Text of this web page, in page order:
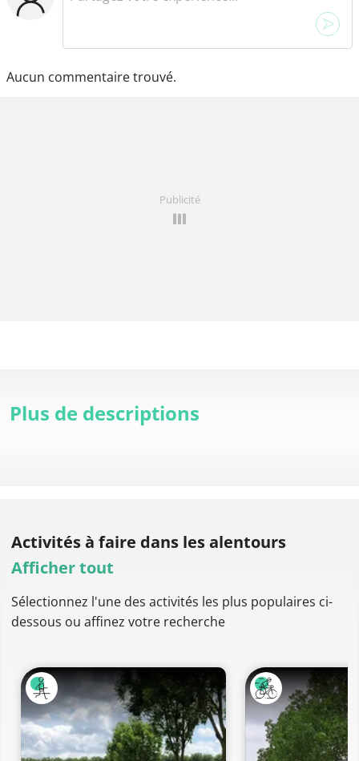
Aucun commentaire trouvé.
Publicité
Plus de descriptions
Activités à faire dans les alentours
Afficher tout
Sélectionnez l'une des activités les plus populaires ci-
dessous ou affinez votre recherche